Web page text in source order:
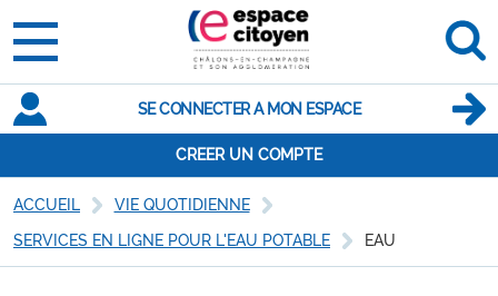
SE CONNECTER A MON ESPACE
CREER UN COMPTE
ACCUEIL
VIE QUOTIDIENNE
SERVICES EN LIGNE POUR L'EAU POTABLE
EAU